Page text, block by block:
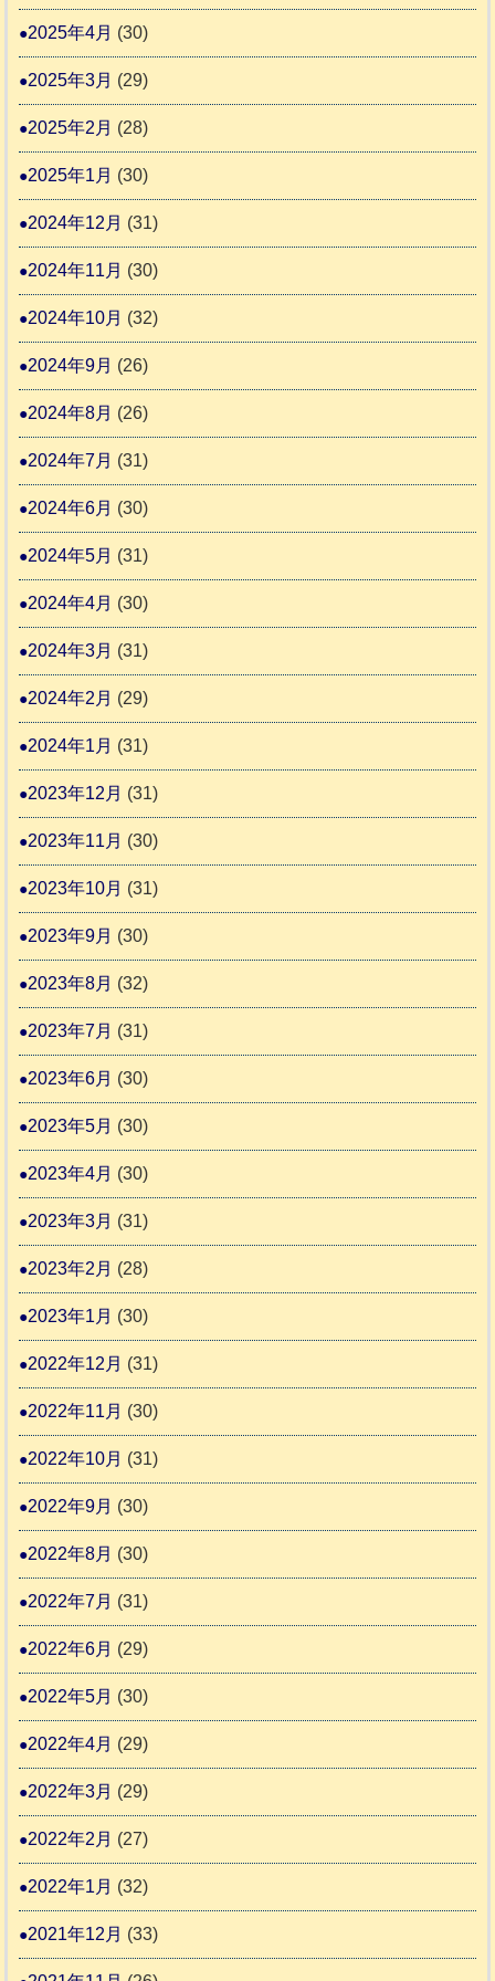
2025年4月 (30)
2025年3月 (29)
2025年2月 (28)
2025年1月 (30)
2024年12月 (31)
2024年11月 (30)
2024年10月 (32)
2024年9月 (26)
2024年8月 (26)
2024年7月 (31)
2024年6月 (30)
2024年5月 (31)
2024年4月 (30)
2024年3月 (31)
2024年2月 (29)
2024年1月 (31)
2023年12月 (31)
2023年11月 (30)
2023年10月 (31)
2023年9月 (30)
2023年8月 (32)
2023年7月 (31)
2023年6月 (30)
2023年5月 (30)
2023年4月 (30)
2023年3月 (31)
2023年2月 (28)
2023年1月 (30)
2022年12月 (31)
2022年11月 (30)
2022年10月 (31)
2022年9月 (30)
2022年8月 (30)
2022年7月 (31)
2022年6月 (29)
2022年5月 (30)
2022年4月 (29)
2022年3月 (29)
2022年2月 (27)
2022年1月 (32)
2021年12月 (33)